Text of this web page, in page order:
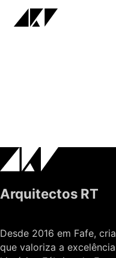
Arquitectos RT
Desde 2016 em Fafe,
que valoriza a